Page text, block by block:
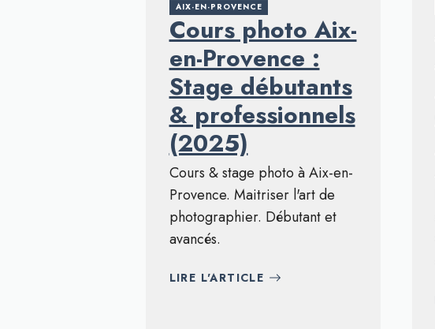
AIX-EN-PROVENCE
Cours photo Aix-
en-Provence :
Stage débutants
& professionnels
(2025)
Cours & stage photo à Aix-en-
Provence. Maitriser l'art de
photographier. Débutant et
avancés.
LIRE L'ARTICLE